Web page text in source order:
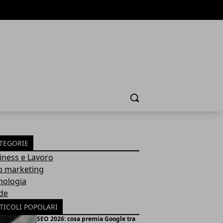
Cerca
e Lavoro
marketing
POPOLARI
SEO 2026: cosa premia Google tra